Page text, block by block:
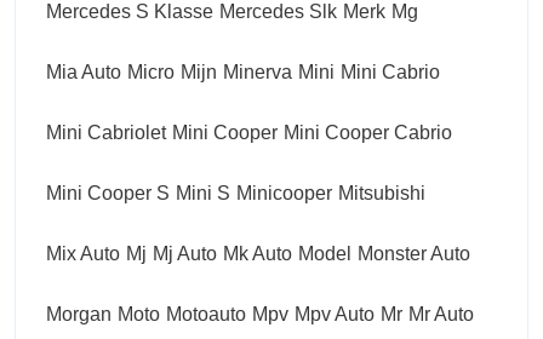
Mercedes S Klasse Mercedes Slk Merk Mg
Mia Auto Micro Mijn Minerva Mini Mini Cabrio
Mini Cabriolet Mini Cooper Mini Cooper Cabrio
Mini Cooper S Mini S Minicooper Mitsubishi
Mix Auto Mj Mj Auto Mk Auto Model Monster Auto
Morgan Moto Motoauto Mpv Mpv Auto Mr Mr Auto